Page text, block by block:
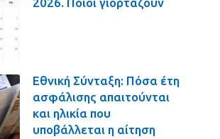
2026. Ποιοι γιορτάζουν
Εθνική Σύνταξη: Πόσα έτη
ασφάλισης απαιτούνται
και ηλικία που
υποβάλλεται η αίτηση